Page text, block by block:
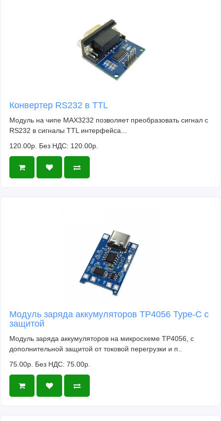
Конвертер RS232 в TTL
Модуль на чипе MAX3232 позволяет преобразовать сигнал с
RS232 в сигналы TTL интерфейса...
120.00р. Без НДС: 120.00р.
Модуль заряда аккумуляторов TP4056 Type-C с
защитой
Модуль заряда аккумуляторов на микросхеме TP4056, с
дополнительной защитой от токовой перегрузки и п..
75.00р. Без НДС: 75.00р.